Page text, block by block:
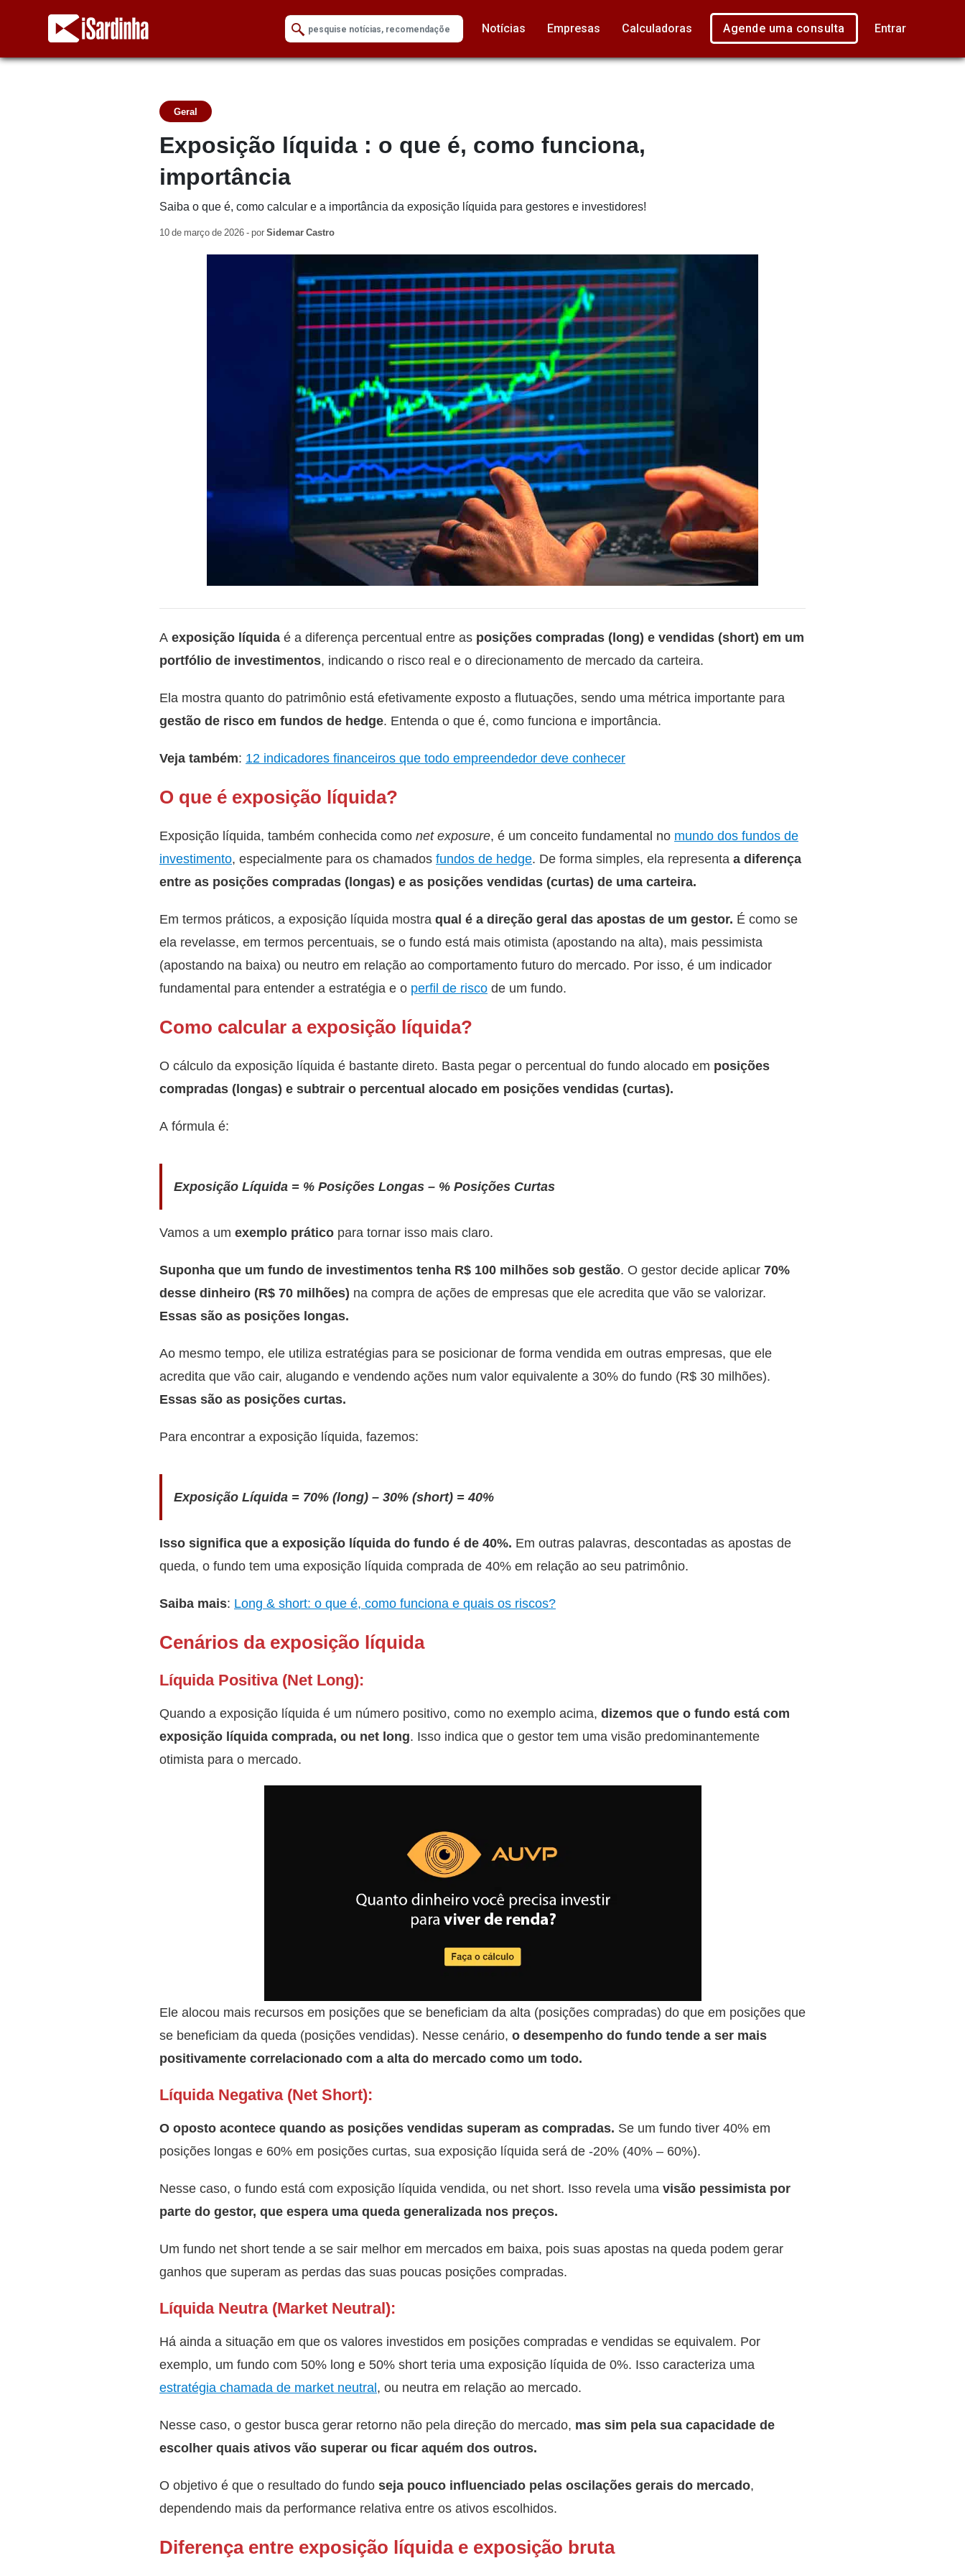
Notícias Empresas Calculadoras Agende uma consulta Entrar
Geral
Exposição líquida : o que é, como funciona,
importância
Saiba o que é, como calcular e a importância da exposição líquida para gestores e investidores!
10 de março de 2026 - porSidemar Castro
A exposição líquida é a diferença percentual entre as posições compradas (long) e vendidas (short) em um
portfólio de investimentos, indicando o risco real e o direcionamento de mercado da carteira.
Ela mostra quanto do patrimônio está efetivamente exposto a flutuações, sendo uma métrica importante para
gestão de risco em fundos de hedge. Entenda o que é, como funciona e importância.
Veja também: 12 indicadores financeiros que todo empreendedor deve conhecer
O que é exposição líquida?
Exposição líquida, também conhecida como net exposure, é um conceito fundamental no mundo dos fundos de
investimento, especialmente para os chamados fundos de hedge. De forma simples, ela representa a diferença
entre as posições compradas (longas) e as posições vendidas (curtas) de uma carteira.
Em termos práticos, a exposição líquida mostra qual é a direção geral das apostas de um gestor. É como se
ela revelasse, em termos percentuais, se o fundo está mais otimista (apostando na alta), mais pessimista
(apostando na baixa) ou neutro em relação ao comportamento futuro do mercado. Por isso, é um indicador
fundamental para entender a estratégia e o perfil de risco de um fundo.
Como calcular a exposição líquida?
O cálculo da exposição líquida é bastante direto. Basta pegar o percentual do fundo alocado em posições
compradas (longas) e subtrair o percentual alocado em posições vendidas (curtas).
A fórmula é:
Exposição Líquida = % Posições Longas – % Posições Curtas
Vamos a um exemplo prático para tornar isso mais claro.
Suponha que um fundo de investimentos tenha R$ 100 milhões sob gestão. O gestor decide aplicar 70%
desse dinheiro (R$ 70 milhões) na compra de ações de empresas que ele acredita que vão se valorizar.
Essas são as posições longas.
Ao mesmo tempo, ele utiliza estratégias para se posicionar de forma vendida em outras empresas, que ele
acredita que vão cair, alugando e vendendo ações num valor equivalente a 30% do fundo (R$ 30 milhões).
Essas são as posições curtas.
Para encontrar a exposição líquida, fazemos:
Exposição Líquida = 70% (long) – 30% (short) = 40%
Isso significa que a exposição líquida do fundo é de 40%. Em outras palavras, descontadas as apostas de
queda, o fundo tem uma exposição líquida comprada de 40% em relação ao seu patrimônio.
Saiba mais: Long & short: o que é, como funciona e quais os riscos?
Cenários da exposição líquida
Líquida Positiva (Net Long):
Quando a exposição líquida é um número positivo, como no exemplo acima, dizemos que o fundo está com
exposição líquida comprada, ou net long. Isso indica que o gestor tem uma visão predominantemente
otimista para o mercado.
Ele alocou mais recursos em posições que se beneficiam da alta (posições compradas) do que em posições que
se beneficiam da queda (posições vendidas). Nesse cenário, o desempenho do fundo tende a ser mais
positivamente correlacionado com a alta do mercado como um todo.
Líquida Negativa (Net Short):
O oposto acontece quando as posições vendidas superam as compradas. Se um fundo tiver 40% em
posições longas e 60% em posições curtas, sua exposição líquida será de -20% (40% – 60%).
Nesse caso, o fundo está com exposição líquida vendida, ou net short. Isso revela uma visão pessimista por
parte do gestor, que espera uma queda generalizada nos preços.
Um fundo net short tende a se sair melhor em mercados em baixa, pois suas apostas na queda podem gerar
ganhos que superam as perdas das suas poucas posições compradas.
Líquida Neutra (Market Neutral):
Há ainda a situação em que os valores investidos em posições compradas e vendidas se equivalem. Por
exemplo, um fundo com 50% long e 50% short teria uma exposição líquida de 0%. Isso caracteriza uma
estratégia chamada de market neutral, ou neutra em relação ao mercado.
Nesse caso, o gestor busca gerar retorno não pela direção do mercado, mas sim pela sua capacidade de
escolher quais ativos vão superar ou ficar aquém dos outros.
O objetivo é que o resultado do fundo seja pouco influenciado pelas oscilações gerais do mercado,
dependendo mais da performance relativa entre os ativos escolhidos.
Diferença entre exposição líquida e exposição bruta